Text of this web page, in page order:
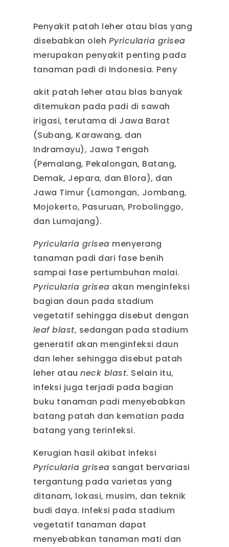
Penyakit patah leher atau blas yang
disebabkan oleh Pyricularia grisea
merupakan penyakit penting pada
tanaman padi di Indonesia. Peny
akit patah leher atau blas banyak
ditemukan pada padi di sawah
irigasi, terutama di Jawa Barat
(Subang, Karawang, dan
Indramayu), Jawa Tengah
(Pemalang, Pekalongan, Batang,
Demak, Jepara, dan Blora), dan
Jawa Timur (Lamongan, Jombang,
Mojokerto, Pasuruan, Probolinggo,
dan Lumajang).
Pyricularia grisea menyerang
tanaman padi dari fase benih
sampai fase pertumbuhan malai.
Pyricularia grisea akan menginfeksi
bagian daun pada stadium
vegetatif sehingga disebut dengan
leaf blast, sedangan pada stadium
generatif akan menginfeksi daun
dan leher sehingga disebut patah
leher atauneck blast. Selain itu,
infeksi juga terjadi pada bagian
buku tanaman padi menyebabkan
batang patah dan kematian pada
batang yang terinfeksi.
Kerugian hasil akibat infeksi
Pyricularia grisea sangat bervariasi
tergantung pada varietas yang
ditanam, lokasi, musim, dan teknik
budi daya. Infeksi pada stadium
vegetatif tanaman dapat
menyebabkan tanaman mati dan